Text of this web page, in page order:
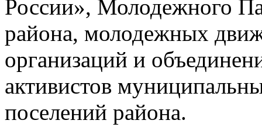
России», Молодежного
района, молодежных
организаций и
активистов
поселений района.